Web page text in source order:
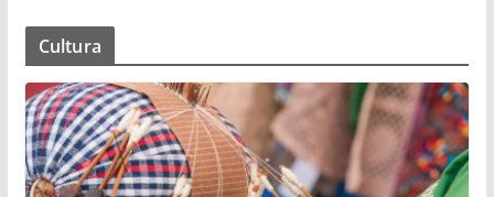
Cultura